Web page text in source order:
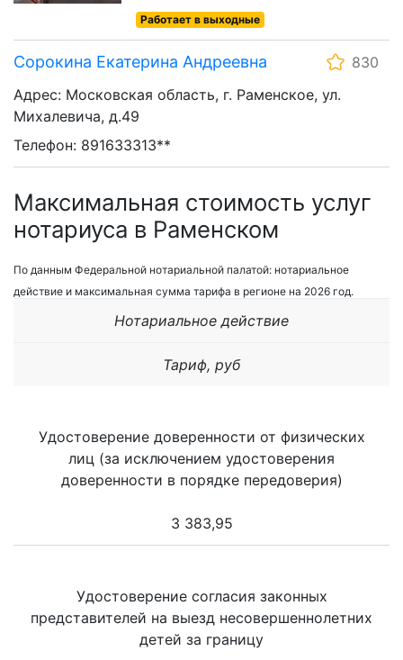
Работает в выходные
Сорокина Екатерина Андреевна
830
Адрес: Московская область, г. Раменское, ул.
Михалевича, д.49
Телефон: 891633313**
Максимальная стоимость услуг
нотариуса в Раменском
По данным Федеральной нотариальной палатой: нотариальное
действие и максимальная сумма тарифа в регионе на 2026 год.
Нотариальное действие
Тариф, руб
Удостоверение доверенности от физических
лиц (за исключением удостоверения
доверенности в порядке передоверия)
3 383,95
Удостоверение согласия законных
представителей на выезд несовершеннолетних
детей за границу